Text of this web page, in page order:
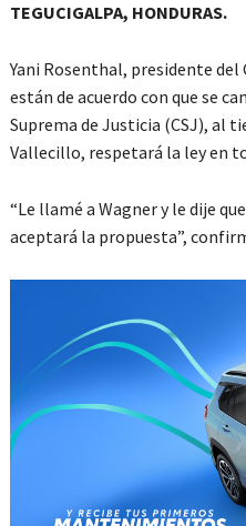
TEGUCIGALPA, HONDURAS.
Yani Rosenthal, presidente
están de acuerdo con que se
Suprema de Justicia (CSJ), al
Vallecillo, respetará la ley en
“Le llamé a Wagner y le dije
aceptará la propuesta”,